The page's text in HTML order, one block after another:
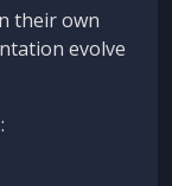
their own
evolve